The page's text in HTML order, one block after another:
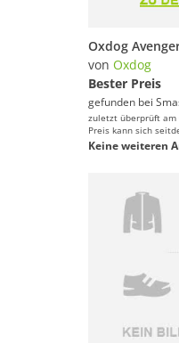
von Oxdog
Bester Preis
gefunden bei
zuletzt überprüft am
Preis kann sich
Keine weiteren